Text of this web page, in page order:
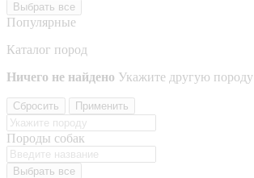
Выбрать все
Популярные
Каталог пород
Ничего не найдено Укажите другую породу
Сбросить Применить
Породы собак
Выбрать все